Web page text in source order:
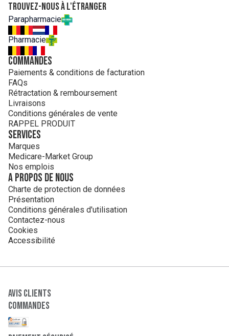
Trouvez-nous à l'étranger
Parapharmacie
Pharmacie
Commandes
Paiements & conditions de facturation
FAQs
Rétractation & remboursement
Livraisons
Conditions générales de vente
RAPPEL PRODUIT
Services
Marques
Medicare-Market Group
Nos emplois
A propos de nous
Charte de protection de données
Présentation
Conditions générales d'utilisation
Contactez-nous
Cookies
Accessibilité
Avis clients
Commandes